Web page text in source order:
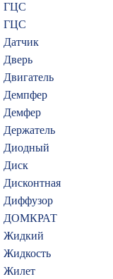
ГЦC
ГЦС
Датчик
Дверь
Двигатель
Демпфер
Демфер
Держатель
Диодный
Диск
Дисконтная
Диффузор
ДОМКРАТ
Жидкий
Жидкость
Жилет